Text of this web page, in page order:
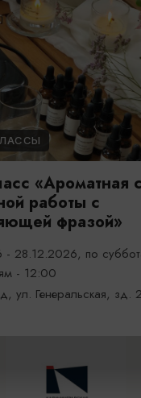
«Ароматная
работы с
фразой»
28.12.2026, по
- 12:00
ул. Генеральская, зд.